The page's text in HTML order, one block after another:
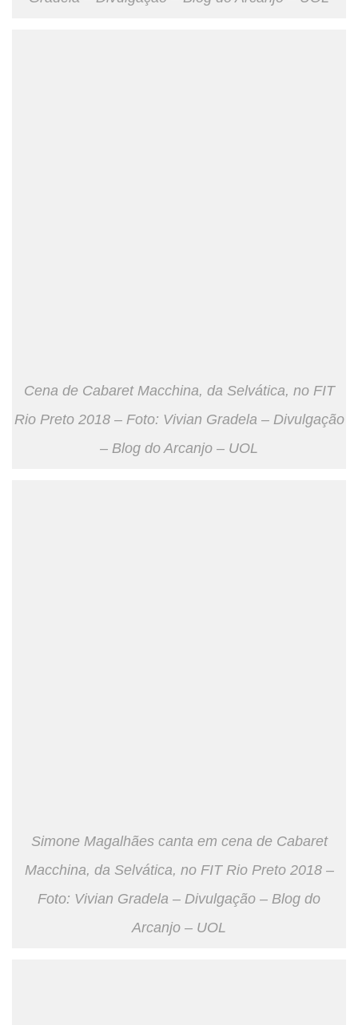
Cena de Cabaret Macchina, da Selvática, no FIT
Rio Preto 2018 – Foto: Vivian Gradela – Divulgação
– Blog do Arcanjo – UOL
Simone Magalhães canta em cena de Cabaret
Macchina, da Selvática, no FIT Rio Preto 2018 –
Foto: Vivian Gradela – Divulgação – Blog do
Arcanjo – UOL